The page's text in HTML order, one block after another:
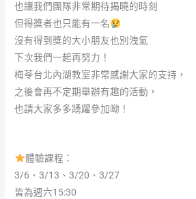
也讓我們團隊非常期待揭曉的時刻
但得獎者也只能有一名
沒有得到獎的大小朋友也別洩氣
下次我們一起再努力！
梅苓台北內湖教室非常感謝大家的支持，
之後會再不定期舉辦有趣的活動，
也請大家多多踴躍參加呦！
體驗課程：
3/6、3/13、3/20、3/27
皆為週六15:30